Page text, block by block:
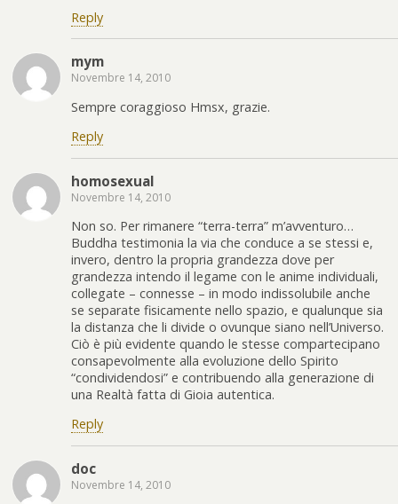
Reply
mym
Novembre 14, 2010
Sempre coraggioso Hmsx, grazie.
Reply
homosexual
Novembre 14, 2010
Non so. Per rimanere “terra-terra” m’avventuro…
Buddha testimonia la via che conduce a se stessi e,
invero, dentro la propria grandezza dove per
grandezza intendo il legame con le anime individuali,
collegate – connesse – in modo indissolubile anche
se separate fisicamente nello spazio, e qualunque sia
la distanza che li divide o ovunque siano nell’Universo.
Ciò è più evidente quando le stesse compartecipano
consapevolmente alla evoluzione dello Spirito
“condividendosi” e contribuendo alla generazione di
una Realtà fatta di Gioia autentica.
Reply
doc
Novembre 14, 2010